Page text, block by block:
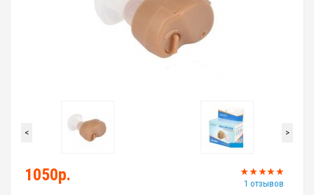
< >
1 отзывов
1050р.